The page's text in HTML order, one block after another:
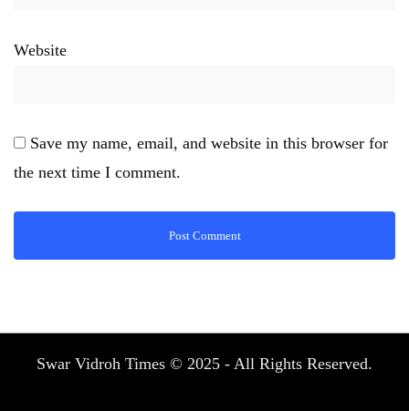
Website
Save my name, email, and website in this browser for
the next time I comment.
Swar Vidroh Times © 2025 - All Rights Reserved.